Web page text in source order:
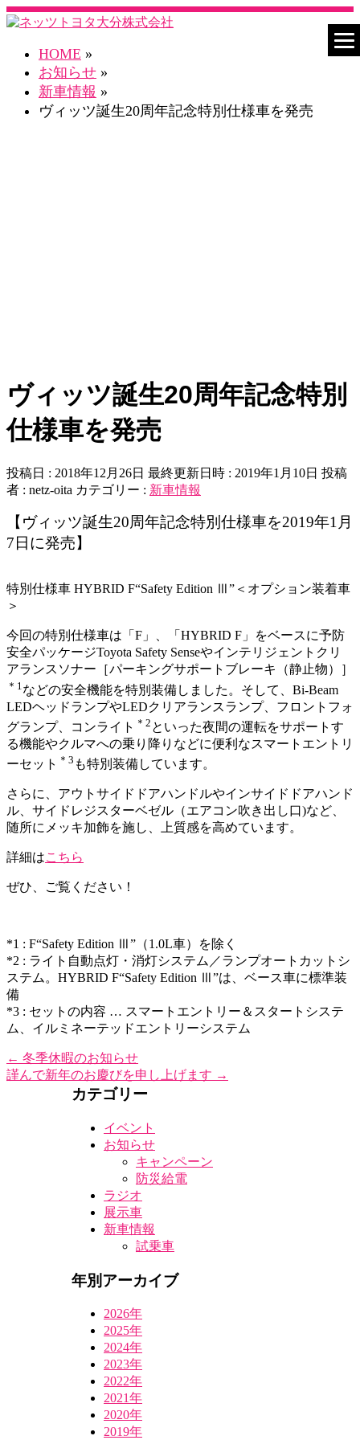
HOME »
お知らせ »
新車情報 »
ヴィッツ誕生20周年記念特別仕様車を発売
ヴィッツ誕生20周年記念特別
仕様車を発売
投稿日 : 2018年12月26日 最終更新日時 : 2019年1月10日 投稿
者 : netz-oita カテゴリー : 新車情報
【ヴィッツ誕生20周年記念特別仕様車を2019年1月
7日に発売】
特別仕様車 HYBRID F“Safety Edition Ⅲ” ＜オプション装着車
＞
今回の特別仕様車は「F」、「HYBRID F」をベースに予防
安全パッケージToyota Safety Senseやインテリジェントクリ
アランスソナー［パーキングサポートブレーキ（静止物）］
＊1 などの安全機能を特別装備しました。そして、Bi-Beam
LEDヘッドランプやLEDクリアランスランプ、フロントフォ
グランプ、コンライト ＊2 といった夜間の運転をサポートす
る機能やクルマへの乗り降りなどに便利なスマートエントリ
ーセット ＊3 も特別装備しています。
さらに、アウトサイドドアハンドルやインサイドドアハンド
ル、サイドレジスターベゼル（エアコン吹き出し口)など、
随所にメッキ加飾を施し、上質感を高めています。
詳細はこちら
ぜひ、 ご覧ください！
*1 : F“Safety Edition Ⅲ”（1.0L車）を除く
*2 : ライト自動点灯・消灯システム／ランプオートカットシ
ステム。 HYBRID F“Safety Edition Ⅲ”は、ベース車に標準装
備
*3 : セットの内容 … スマートエントリー＆スタートシステ
ム、 イルミネーテッドエントリーシステム
← 冬季休暇のお知らせ
謹んで新年のお慶びを申し上げます →
カテゴリー
イベント
お知らせ
キャンペーン
防災給電
ラジオ
展示車
新車情報
試乗車
年別アーカイブ
2026年
2025年
2024年
2023年
2022年
2021年
2020年
2019年